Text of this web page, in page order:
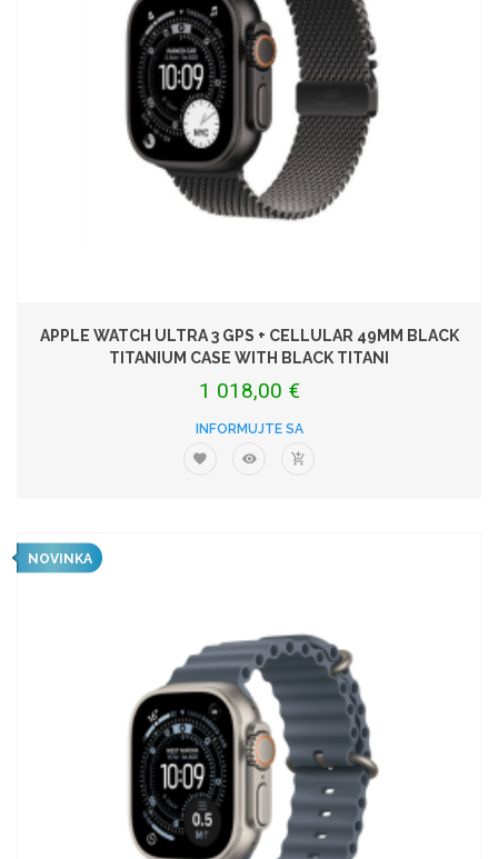
APPLE WATCH ULTRA 3 GPS + CELLULAR 49MM BLACK
TITANIUM CASE WITH BLACK TITANI
1 018,00 €
INFORMUJTE SA
NOVINKA